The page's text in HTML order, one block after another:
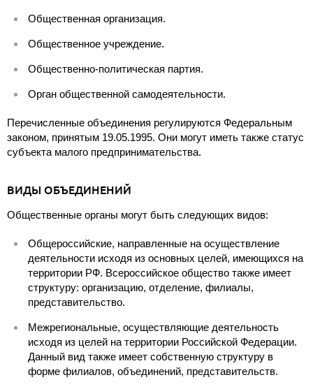
Общественная организация.
Общественное учреждение.
Общественно-политическая партия.
Орган общественной самодеятельности.
Перечисленные объединения регулируются Федеральным
законом, принятым 19.05.1995. Они могут иметь также статус
субъекта малого предпринимательства.
ВИДЫ ОБЪЕДИНЕНИЙ
Общественные органы могут быть следующих видов:
Общероссийские, направленные на осуществление
деятельности исходя из основных целей, имеющихся на
территории РФ. Всероссийское общество также имеет
структуру: организацию, отделение, филиалы,
представительство.
Межрегиональные, осуществляющие деятельность
исходя из целей на территории Российской Федерации.
Данный вид также имеет собственную структуру в
форме филиалов, объединений, представительств.